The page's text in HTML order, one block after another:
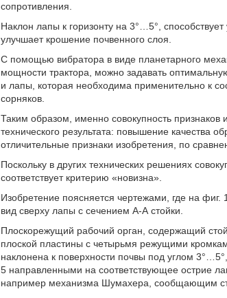
сопротивления.
Наклон лапы к горизонту на 3°…5°,
улучшает крошение почвенного слоя.
С помощью вибратора в виде планетарного
мощности трактора, можно задавать
и лапы, которая необходима применительно к
сорняков.
Таким образом, именно совокупность
технического результата: повышение качества
отличительные признаки изобретения, по
Поскольку в других технических решениях
соответствует критерию «новизна».
Изобретение поясняется чертежами, где на
вид сверху лапы с сечением А-А стойки.
Плоскорежущий рабочий орган, содержащий
плоской пластины с четырьмя режущими
наклонена к поверхности почвы под углом
5 направленными на соответствующее острие
например механизма Шумахера, сообщающим